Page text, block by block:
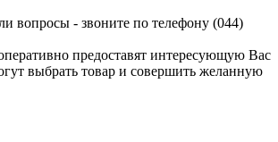
вопросы - звоните по телефону (044)
предоставят интересующую Вас
выбрать товар и совершить желанную